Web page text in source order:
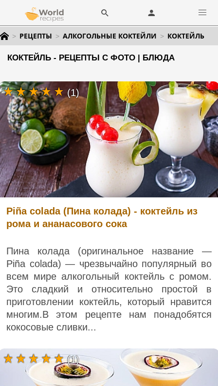
РЕЦЕПТЫ АЛКОГОЛЬНЫЕ КОКТЕЙЛИ КОКТЕЙЛЬ
КОКТЕЙЛЬ - РЕЦЕПТЫ С ФОТО | БЛЮДА
Piña colada (Пина колада) - коктейль из
рома и ананасового сока
Пина колада (оригинальное название —
Piña colada) — чрезвычайно популярный во
всем мире алкогольный коктейль с ромом.
Это сладкий и относительно простой в
приготовлении коктейль, который нравится
многим.В этом рецепте нам понадобятся
кокосовые сливки...
(1)
(1)